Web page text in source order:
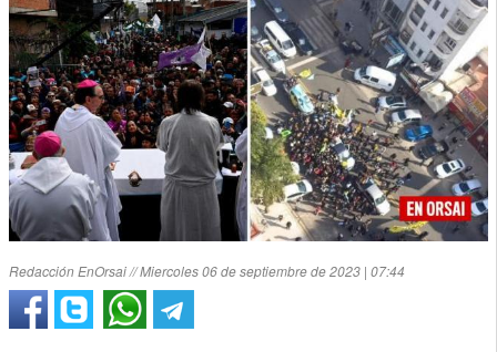
Redacción EnOrsai // Miercoles 06 de septiembre de 2023 | 07:44